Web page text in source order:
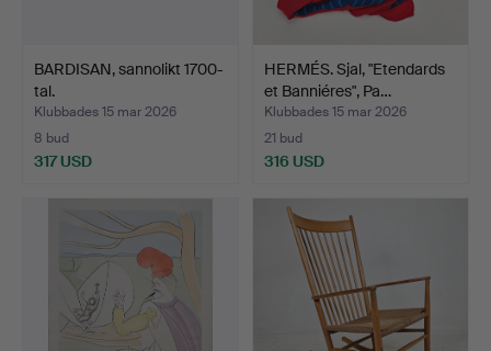
BARDISAN, sannolikt 1700-
tal.
Klubbades 15 mar 2026
8 bud
317 USD
HERMÉS. Sjal, "Etendards
et Banniéres", Pa…
Klubbades 15 mar 2026
21 bud
316 USD